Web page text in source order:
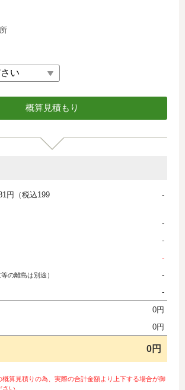
円（税込199
-
-
-
-
の離島は別途）
-
-
0円
0円
0円
算見積りの為、実際の合計金額より上下する場合が御
い。